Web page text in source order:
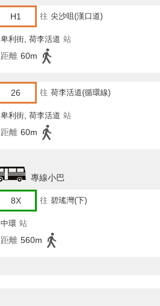
H1 往 尖沙咀(漢口道)
卑利街, 荷李活道 站
距離 60m
26 往 荷李活道(循環線)
卑利街, 荷李活道 站
距離 60m
專線小巴
8X 往 碧瑤灣(下)
中環 站
距離 560m